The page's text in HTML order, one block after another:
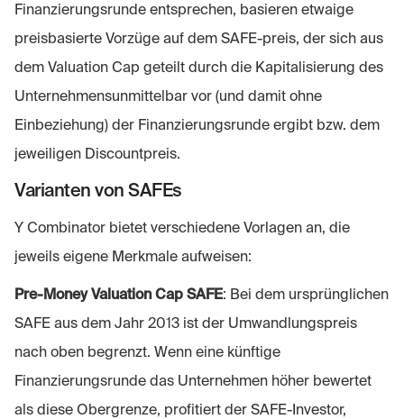
Finanzierungsrunde entsprechen, basieren etwaige
preisbasierte Vorzüge auf dem SAFE-preis, der sich aus
dem Valuation Cap geteilt durch die Kapitalisierung des
Unternehmensunmittelbar vor (und damit ohne
Einbeziehung) der Finanzierungsrunde ergibt bzw. dem
jeweiligen Discountpreis.
Varianten von SAFEs
Y Combinator bietet verschiedene Vorlagen an, die
jeweils eigene Merkmale aufweisen:
Pre-Money Valuation Cap SAFE: Bei dem ursprünglichen
SAFE aus dem Jahr 2013 ist der Umwandlungspreis
nach oben begrenzt. Wenn eine künftige
Finanzierungsrunde das Unternehmen höher bewertet
als diese Obergrenze, profitiert der SAFE-Investor,